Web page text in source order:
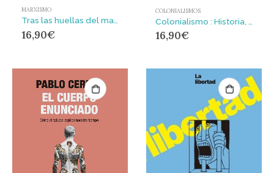
MARXISMO
16,90€
COLONIALISMOS
16,90€